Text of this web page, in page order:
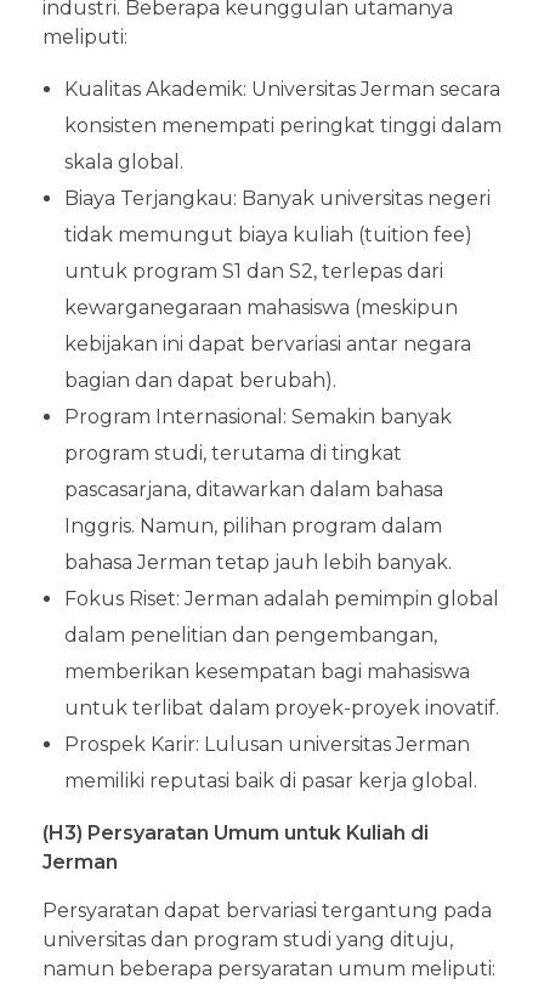
industri. Beberapa keunggulan utamanya
meliputi:
Kualitas Akademik: Universitas Jerman secara
konsisten menempati peringkat tinggi dalam
skala global.
Biaya Terjangkau: Banyak universitas negeri
tidak memungut biaya kuliah (tuition fee)
untuk program S1 dan S2, terlepas dari
kewarganegaraan mahasiswa (meskipun
kebijakan ini dapat bervariasi antar negara
bagian dan dapat berubah).
Program Internasional: Semakin banyak
program studi, terutama di tingkat
pascasarjana, ditawarkan dalam bahasa
Inggris. Namun, pilihan program dalam
bahasa Jerman tetap jauh lebih banyak.
Fokus Riset: Jerman adalah pemimpin global
dalam penelitian dan pengembangan,
memberikan kesempatan bagi mahasiswa
untuk terlibat dalam proyek-proyek inovatif.
Prospek Karir: Lulusan universitas Jerman
memiliki reputasi baik di pasar kerja global.
(H3) Persyaratan Umum untuk Kuliah di
Jerman
Persyaratan dapat bervariasi tergantung pada
universitas dan program studi yang dituju,
namun beberapa persyaratan umum meliputi: